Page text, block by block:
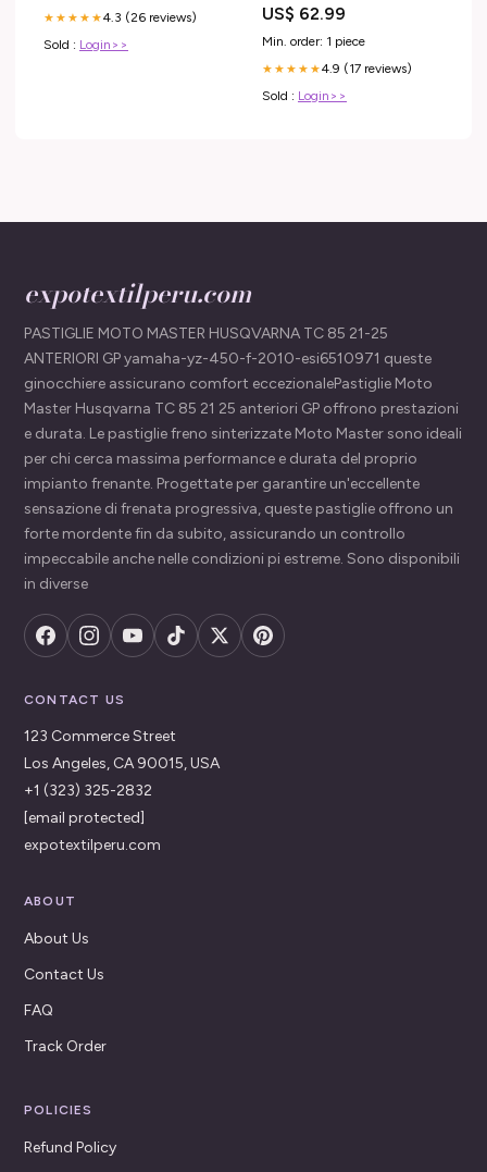
★★★★★4.3 (26 reviews)
Sold : Login>>
US$ 62.99
Min. order: 1 piece
★★★★★4.9 (17 reviews)
Sold : Login>>
expotextilperu.com
PASTIGLIE MOTO MASTER HUSQVARNA TC 85 21-25
ANTERIORI GP yamaha-yz-450-f-2010-esi6510971 queste
ginocchiere assicurano comfort eccezionalePastiglie Moto
Master Husqvarna TC 85 21 25 anteriori GP offrono prestazioni
e durata. Le pastiglie freno sinterizzate Moto Master sono ideali
per chi cerca massima performance e durata del proprio
impianto frenante. Progettate per garantire un'eccellente
sensazione di frenata progressiva, queste pastiglie offrono un
forte mordente fin da subito, assicurando un controllo
impeccabile anche nelle condizioni pi estreme. Sono disponibili
in diverse
CONTACT US
123 Commerce Street
Los Angeles, CA 90015, USA
+1 (323) 325-2832
[email protected]
expotextilperu.com
ABOUT
About Us
Contact Us
FAQ
Track Order
POLICIES
Refund Policy